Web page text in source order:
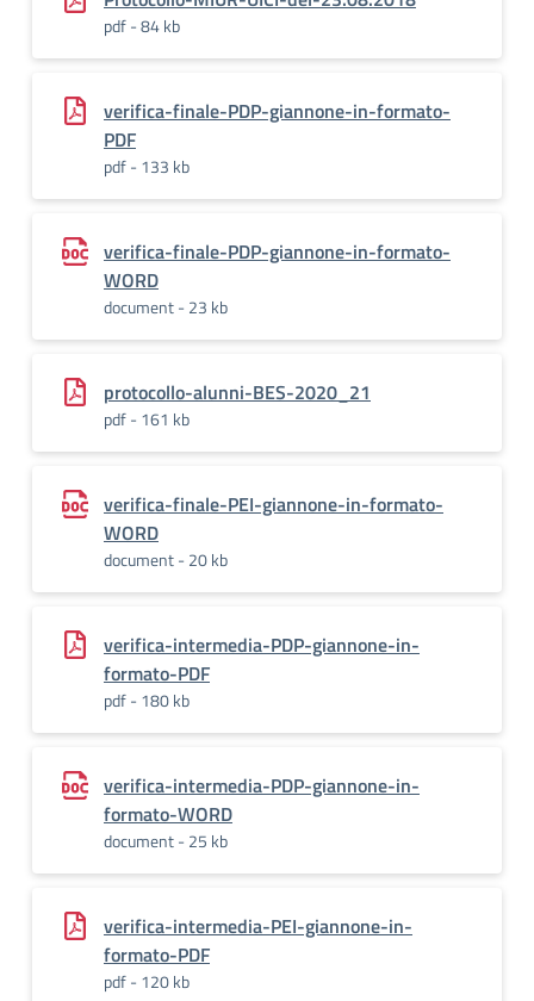
pdf - 84 kb
verifica-finale-PDP-giannone-in-formato-
PDF
pdf - 133 kb
verifica-finale-PDP-giannone-in-formato-
WORD
document - 23 kb
protocollo-alunni-BES-2020_21
pdf - 161 kb
verifica-finale-PEI-giannone-in-formato-
WORD
document - 20 kb
verifica-intermedia-PDP-giannone-in-
formato-PDF
pdf - 180 kb
verifica-intermedia-PDP-giannone-in-
formato-WORD
document - 25 kb
verifica-intermedia-PEI-giannone-in-
formato-PDF
pdf - 120 kb